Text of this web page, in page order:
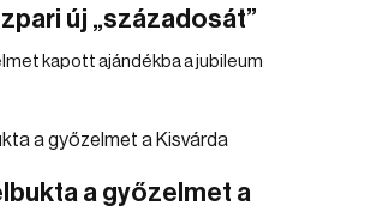
új „századosát”
kapott ajándékba a jubileum
a győzelmet a